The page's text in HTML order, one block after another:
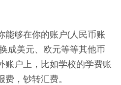
能够在你的账户(人民币账
成美元、欧元等等其他币
账户上，比如学校的学费账
，钞转汇费。